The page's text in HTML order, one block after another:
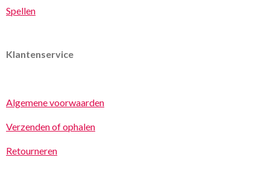
Spellen
Klantenservice
Algemene voorwaarden
Verzenden of ophalen
Retourneren